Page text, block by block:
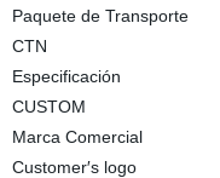
Paquete de Transporte
CTN
Especificación
CUSTOM
Marca Comercial
Customer′s logo